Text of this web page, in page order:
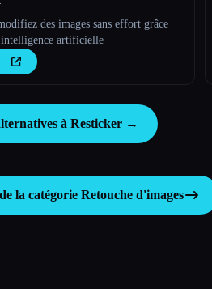
des images sans effort grâce
artificielle
à Resticker →
la catégorie Retouche d'images